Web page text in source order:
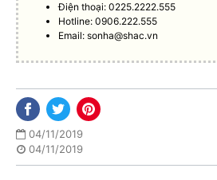
Điện thoại: 0225.2222.555
Hotline: 0906.222.555
Email:sonha@shac.vn
04/11/2019
04/11/2019